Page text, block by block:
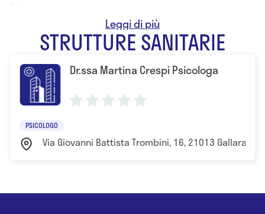
- Specializzazione in Psicoterapia presso l’Istituto
dell’Approccio Centrato sulla Persona sede di
STRUTTURE SANITARIE
Dr.ssa Martina Crespi Psicologa
PSICOLOGO
Via Giovanni Battista Trombini, 16, 21013 Gallarate,